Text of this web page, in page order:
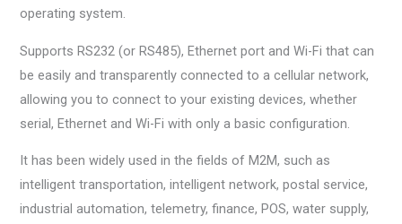
operating system.
Supports RS232 (or RS485), Ethernet port and Wi-Fi that can
be easily and transparently connected to a cellular network,
allowing you to connect to your existing devices, whether
serial, Ethernet and Wi-Fi with only a basic configuration.
It has been widely used in the fields of M2M, such as
intelligent transportation, intelligent network, postal service,
industrial automation, telemetry, finance, POS, water supply,